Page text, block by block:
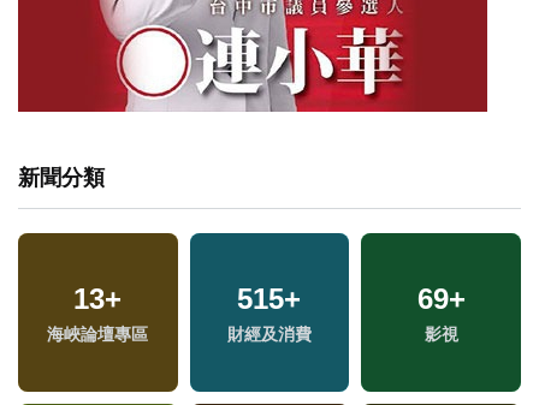
新聞分類
13+
海峽論壇專區
515+
財經及消費
69+
影視
589+
健康及醫療
12+
演唱會
1+
兩岸藝苑天地